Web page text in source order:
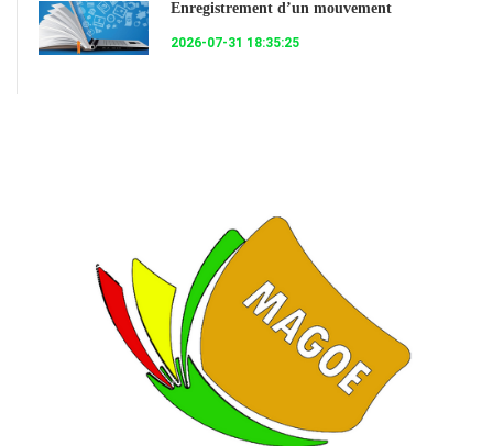
Enregistrement d’un mouvement
2026-07-31 18:35:25